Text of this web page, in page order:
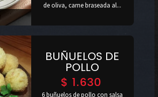
de oliva, carne braseada al...
BUÑUELOS DE
POLLO
$ 1.630
6 buñuelos de pollo con salsa